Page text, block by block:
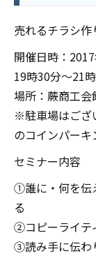
売れるチラシ
開催日時：2017
19時30分〜21
場所：蕨商工会
※駐車場はござ
のコインパーキ
セミナー内容
①誰に・何を伝
る
②コピーライテ
③読み手に伝わ